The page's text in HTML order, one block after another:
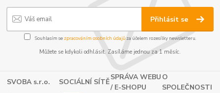
Přihlásit se
Souhlasím se zpracováním osobních údajůza účelem rozesílky newsletteru.
Můžete se kdykoli odhlásit. Zasíláme jednou za 1 měsíc.
SVOBA s.r.o. SOCIÁLNÍ SÍTĚ
SPRÁVA WEBU
/ E-SHOPU
O
SPOLEČNOSTI